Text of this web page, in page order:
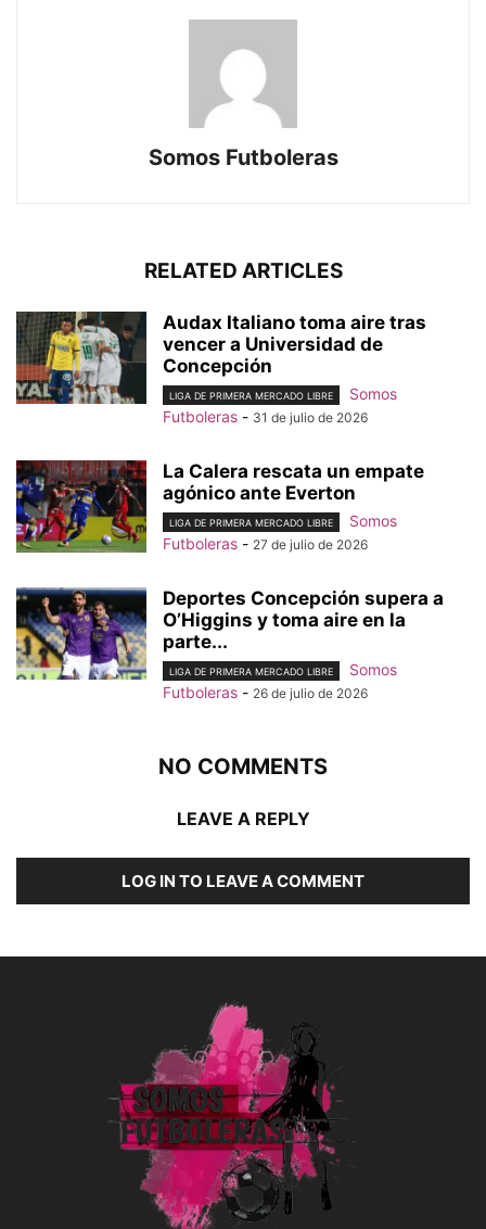
Somos Futboleras
RELATED ARTICLES
Audax Italiano toma aire tras
vencer a Universidad de
Concepción
LIGA DE PRIMERA MERCADO LIBRE
Somos
Futboleras - 31 de julio de 2026
La Calera rescata un empate
agónico ante Everton
LIGA DE PRIMERA MERCADO LIBRE
Somos
Futboleras - 27 de julio de 2026
Deportes Concepción supera a
O’Higgins y toma aire en la
parte...
LIGA DE PRIMERA MERCADO LIBRE
Somos
Futboleras - 26 de julio de 2026
NO COMMENTS
LEAVE A REPLY
LOG IN TO LEAVE A COMMENT